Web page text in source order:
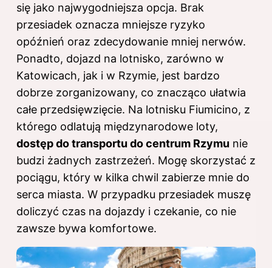
się jako najwygodniejsza opcja. Brak
przesiadek oznacza mniejsze ryzyko
opóźnień oraz zdecydowanie mniej nerwów.
Ponadto, dojazd na lotnisko, zarówno w
Katowicach, jak i w Rzymie, jest bardzo
dobrze zorganizowany, co znacząco ułatwia
całe przedsięwzięcie. Na lotnisku Fiumicino, z
którego odlatują międzynarodowe loty,
dostęp do transportu do centrum Rzymu nie
budzi żadnych zastrzeżeń. Mogę skorzystać z
pociągu, który w kilka chwil zabierze mnie do
serca miasta. W przypadku przesiadek muszę
doliczyć czas na dojazdy i czekanie, co nie
zawsze bywa komfortowe.